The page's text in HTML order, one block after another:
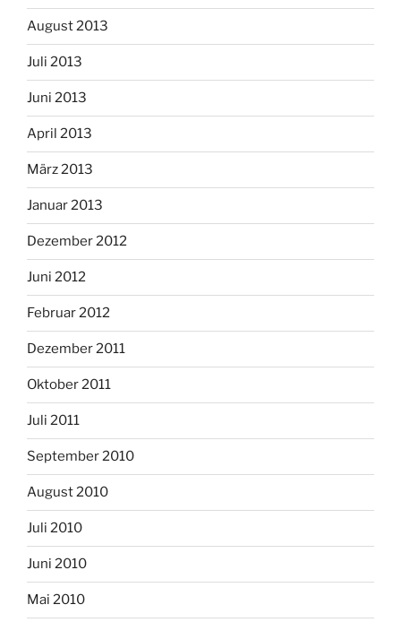
August 2013
Juli 2013
Juni 2013
April 2013
März 2013
Januar 2013
Dezember 2012
Juni 2012
Februar 2012
Dezember 2011
Oktober 2011
Juli 2011
September 2010
August 2010
Juli 2010
Juni 2010
Mai 2010